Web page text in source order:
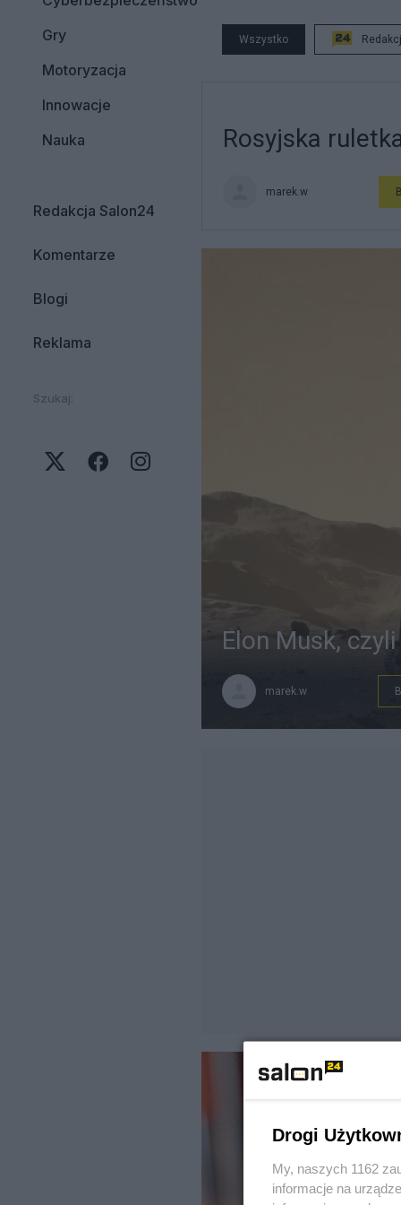
Gry
Motoryzacja
Innowacje
Nauka
Redakcja Salon24
Komentarze
Blogi
Reklama
Szukaj:
Wszystko
Rosyjska
marek.w
Elon Musk,
marek.w
Drogi
My, naszych 1162
informacje na